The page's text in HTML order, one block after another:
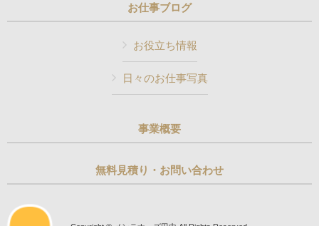
お仕事ブログ
お役立ち情報
日々のお仕事写真
事業概要
無料見積り・お問い合わせ